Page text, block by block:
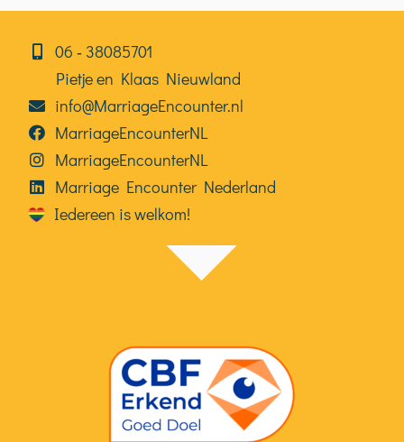
06⁠⁠ ‑ 38085701
Pietje en Klaas Nieuwland
info@MarriageEncounter.nl
MarriageEncounterNL
MarriageEncounterNL
Marriage Encounter Nederland
Iedereen is welkom!